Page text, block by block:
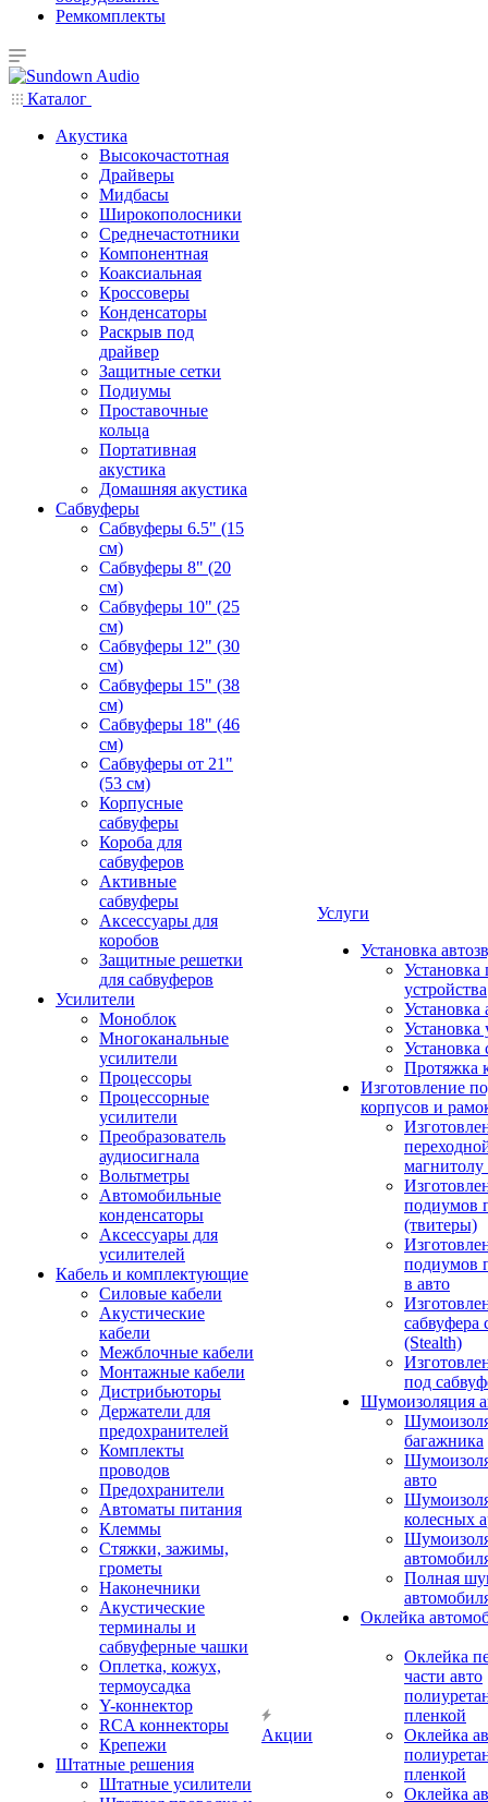
Ремкомплекты
Каталог
Акустика
Высокочастотная
Драйверы
Мидбасы
Широкополосники
Среднечастотники
Компонентная
Коаксиальная
Кроссоверы
Конденсаторы
Раскрыв под
драйвер
Защитные сетки
Подиумы
Проставочные
кольца
Портативная
акустика
Домашняя акустика
Сабвуферы
Сабвуферы 6.5" (15
см)
Сабвуферы 8" (20
см)
Сабвуферы 10" (25
см)
Сабвуферы 12" (30
см)
Сабвуферы 15" (38
см)
Сабвуферы 18" (46
см)
Сабвуферы от 21"
(53 см)
Корпусные
сабвуферы
Короба для
сабвуферов
Активные
сабвуферы
Аксессуары для
коробов
Защитные решетки
для сабвуферов
Усилители
Моноблок
Многоканальные
усилители
Процессоры
Процессорные
усилители
Преобразователь
аудиосигнала
Вольтметры
Автомобильные
конденсаторы
Аксессуары для
усилителей
Кабель и комплектующие
Силовые кабели
Акустические
кабели
Межблочные кабели
Монтажные кабели
Дистрибьюторы
Держатели для
предохранителей
Комплекты
проводов
Предохранители
Автоматы питания
Клеммы
Стяжки, зажимы,
грометы
Наконечники
Акустические
терминалы и
сабвуферные чашки
Оплетка, кожух,
термоусадка
Y-коннектор
RCA коннекторы
Крепежи
Штатные решения
Штатные усилители
Акции
Услуги
Установка
Установка
устройства
Установка
Установка
Установка
Протяжка
Изготовление
корпусов и
подиумов
(твитеры)
подиумов
в авто
сабвуфера
(Stealth)
под
Шумоизоляция
багажника
авто
колесных
Полная
Оклейка
Оклейка
части авто
пленкой
Оклейка
пленкой
Оклейка